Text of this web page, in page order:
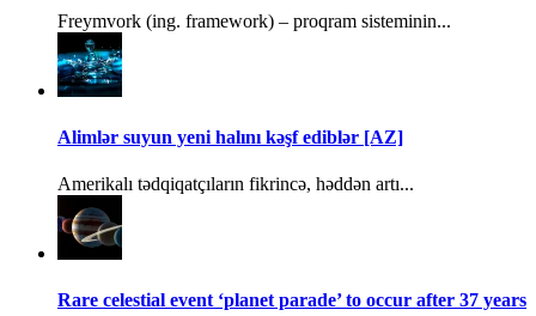
Freymvork (ing. framework) – proqram sisteminin...
Alimlər suyun yeni halını kəşf ediblər [AZ]
Amerikalı tədqiqatçıların fikrincə, həddən artı...
Rare celestial event ‘planet parade’ to occur after 37 years